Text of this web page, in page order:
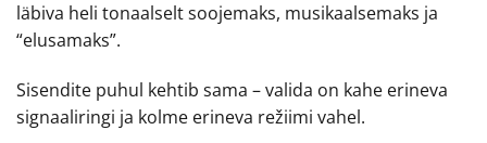
läbiva heli tonaalselt soojemaks, musikaalsemaks ja
“elusamaks”.
Sisendite puhul kehtib sama – valida on kahe erineva
signaaliringi ja kolme erineva režiimi vahel.